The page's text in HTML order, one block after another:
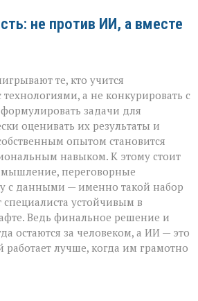
не против ИИ, а вместе
те, кто учится
технологиями, а не конкурировать с
задачи для
оценивать их результаты и
опытом становится
навыком. К этому стоит
мышление, переговорные
с данными — именно такой набор
устойчивым в
Ведь финальное решение и
остаются за человеком, а ИИ — это
работает лучше, когда им грамотно